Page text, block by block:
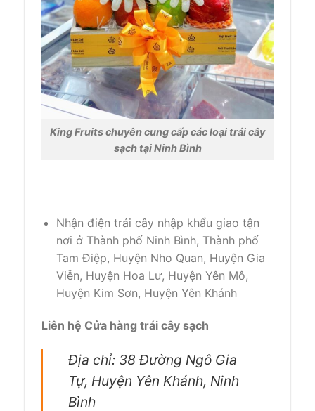
King Fruits chuyên cung cấp các loại trái cây
sạch tại Ninh Bình
Nhận điện trái cây nhập khẩu giao tận
nơi ở Thành phố Ninh Bình, Thành phố
Tam Điệp, Huyện Nho Quan, Huyện Gia
Viễn, Huyện Hoa Lư, Huyện Yên Mô,
Huyện Kim Sơn, Huyện Yên Khánh
Liên hệ Cửa hàng trái cây sạch
Địa chỉ: 38 Đường Ngô Gia
Tự, Huyện Yên Khánh, Ninh
Bình